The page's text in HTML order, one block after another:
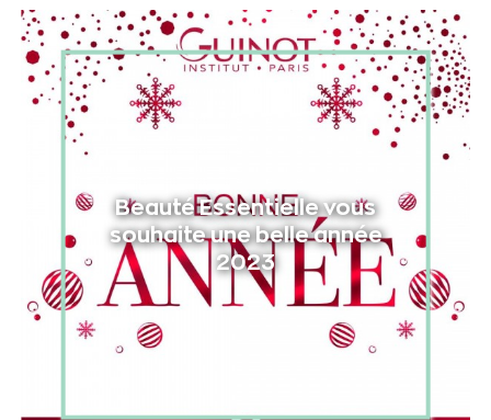
Beauté Essentielle vous
souhaite une belle année
2023